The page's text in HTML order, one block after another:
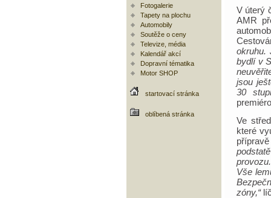
Fotogalerie
Tapety na plochu
Automobily
Soutěže o ceny
Televize, média
Kalendář akcí
Dopravní tématika
Motor SHOP
startovací stránka
oblíbená stránka
V úterý
AMR
okruhu.
bydlí v
jsou
30
Ve
které
Vše
zóny,“